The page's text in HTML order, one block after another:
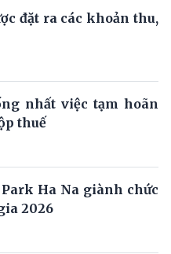
đặt ra các khoản thu,
nhất việc tạm hoãn
thuế
Ha Na giành chức
2026